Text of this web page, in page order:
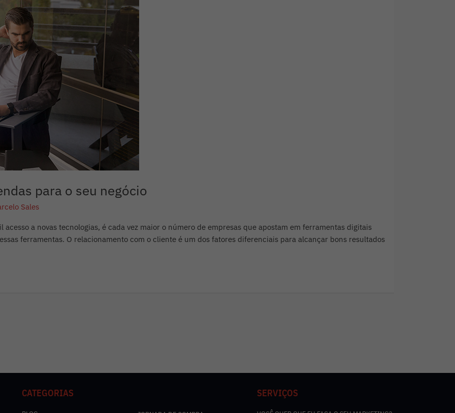
para o seu negócio
Sales
acesso a novas tecnologias, é cada vez maior o número de empresas que apostam em ferramentas digitais
ferramentas. O relacionamento com o cliente é um dos fatores diferenciais para alcançar bons resultados
CATEGORIAS SERVIÇOS